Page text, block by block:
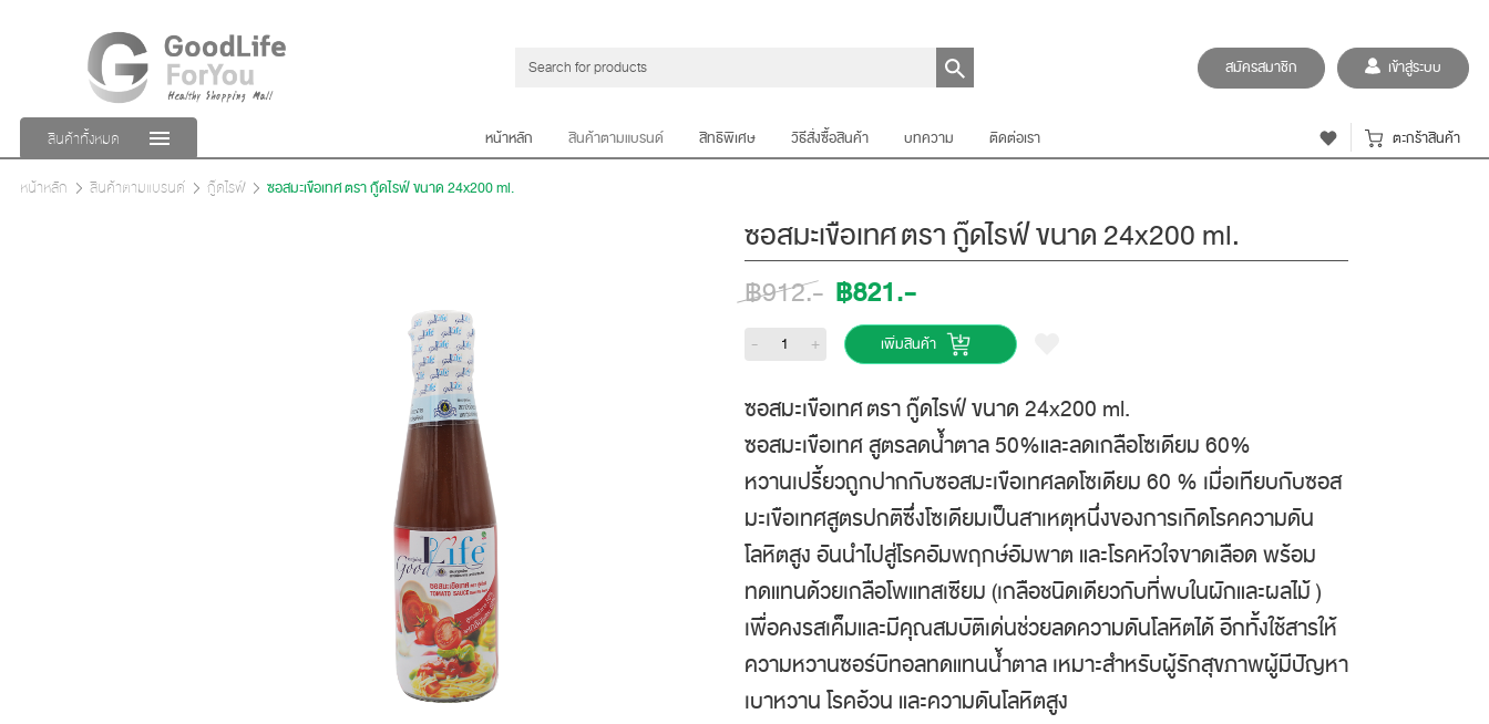
สมัครสมาชิก เข้าสู่ระบบ
สินค้าทั้งหมด หน้าหลัก สินค้าตามแบรนด์ สิทธิพิเศษ วิธีสั่งซื้อสินค้า บทความ ติดต่อเรา ตะกร้าสินค้า
หน้าหลัก สินค้าตามแบรนด์ กู๊ดไรฟ์ ซอสมะเขือเทศ ตรา กู๊ดไรฟ์ ขนาด 24x200 ml.
ซอสมะเขือเทศ ตรา กู๊ดไรฟ์ ขนาด 24x200 ml.
฿912.- ฿821.-
- + เพิ่มสินค้า
ซอสมะเขือเทศ ตรา กู๊ดไรฟ์ ขนาด 24x200 ml.
ซอสมะเขือเทศ สูตรลดน้ำตาล 50%และลดเกลือโซเดียม 60%
หวานเปรี้ยวถูกปากกับซอสมะเขือเทศลดโซเดียม 60 % เมื่อเทียบกับซอส
มะเขือเทศสูตรปกติซึ่งโซเดียมเป็นสาเหตุหนึ่งของการเกิดโรคความดัน
โลหิตสูง อันนำไปสู่โรคอัมพฤกษ์อัมพาต และโรคหัวใจขาดเลือด พร้อม
ทดแทนด้วยเกลือโพแทสเซียม (เกลือชนิดเดียวกับที่พบในผักและผลไม้ )
เพื่อคงรสเค็มและมีคุณสมบัติเด่นช่วยลดความดันโลหิตได้ อีกทั้งใช้สารให้
ความหวานซอร์บิทอลทดแทนน้ำตาล เหมาะสำหรับผู้รักสุขภาพผู้มีปัญหา
เบาหวาน โรคอ้วน และความดันโลหิตสูง